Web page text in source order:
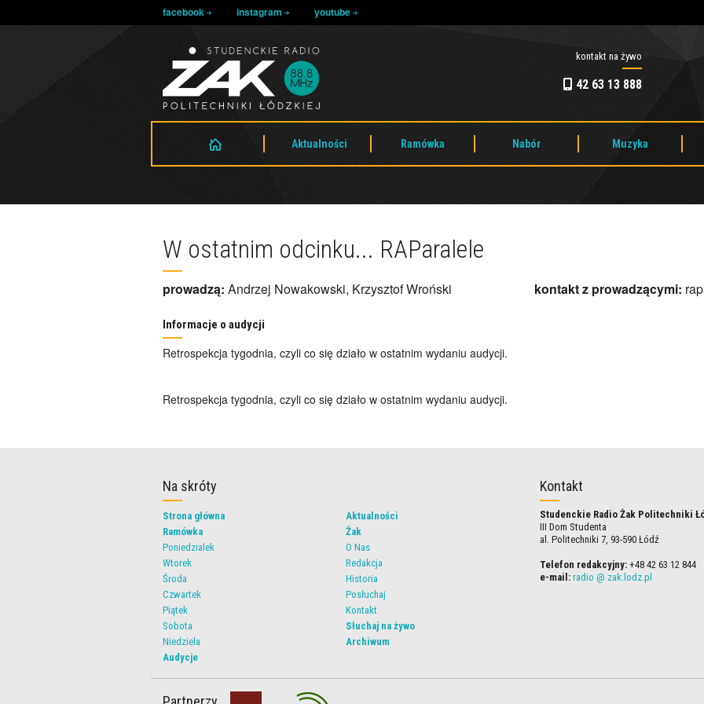
facebook instagram youtube
kontakt na żywo
42 63 13 888
Aktualności Ramówka Nabór Muzyka
W ostatnim odcinku... RAParalele
prowadzą: Andrzej Nowakowski, Krzysztof Wroński kontakt z prowadzącymi:
Informacje o audycji
Retrospekcja tygodnia, czyli co się działo w ostatnim wydaniu audycji.
Retrospekcja tygodnia, czyli co się działo w ostatnim wydaniu audycji.
Na skróty
Strona główna
Ramówka
Poniedzialek
Wtorek
Środa
Czwartek
Piątek
Sobota
Niedziela
Audycje
Aktualności
Żak
O Nas
Redakcja
Historia
Posłuchaj
Kontakt
Słuchaj na żywo
Archiwum
Kontakt
Studenckie Radio Żak Politechniki
III Dom Studenta
al. Politechniki 7, 93-590 Łódź
Telefon redakcyjny: +48 42 63 12 844
e-mail: radio @ zak.lodz.pl